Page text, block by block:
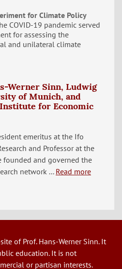
for Climate Policy
COVID-19 pandemic served
for assessing the
and unilateral climate
Werner Sinn, Ludwig
of Munich, and
for Economic
emeritus at the Ifo
and Professor at the
founded and governed the
network ... Read more
of Prof. Hans-Werner Sinn. It
education. It is not
or partisan interests.